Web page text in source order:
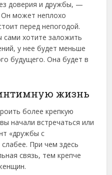
доверия и дружбы, —
Он может неплохо
перед непогодой.
хотите заложить
у нее будет меньше
будущего. Она будет в
жизнь
более крепкую
начали встречаться или
«дружбы с
При чем здесь
связь, тем крепче